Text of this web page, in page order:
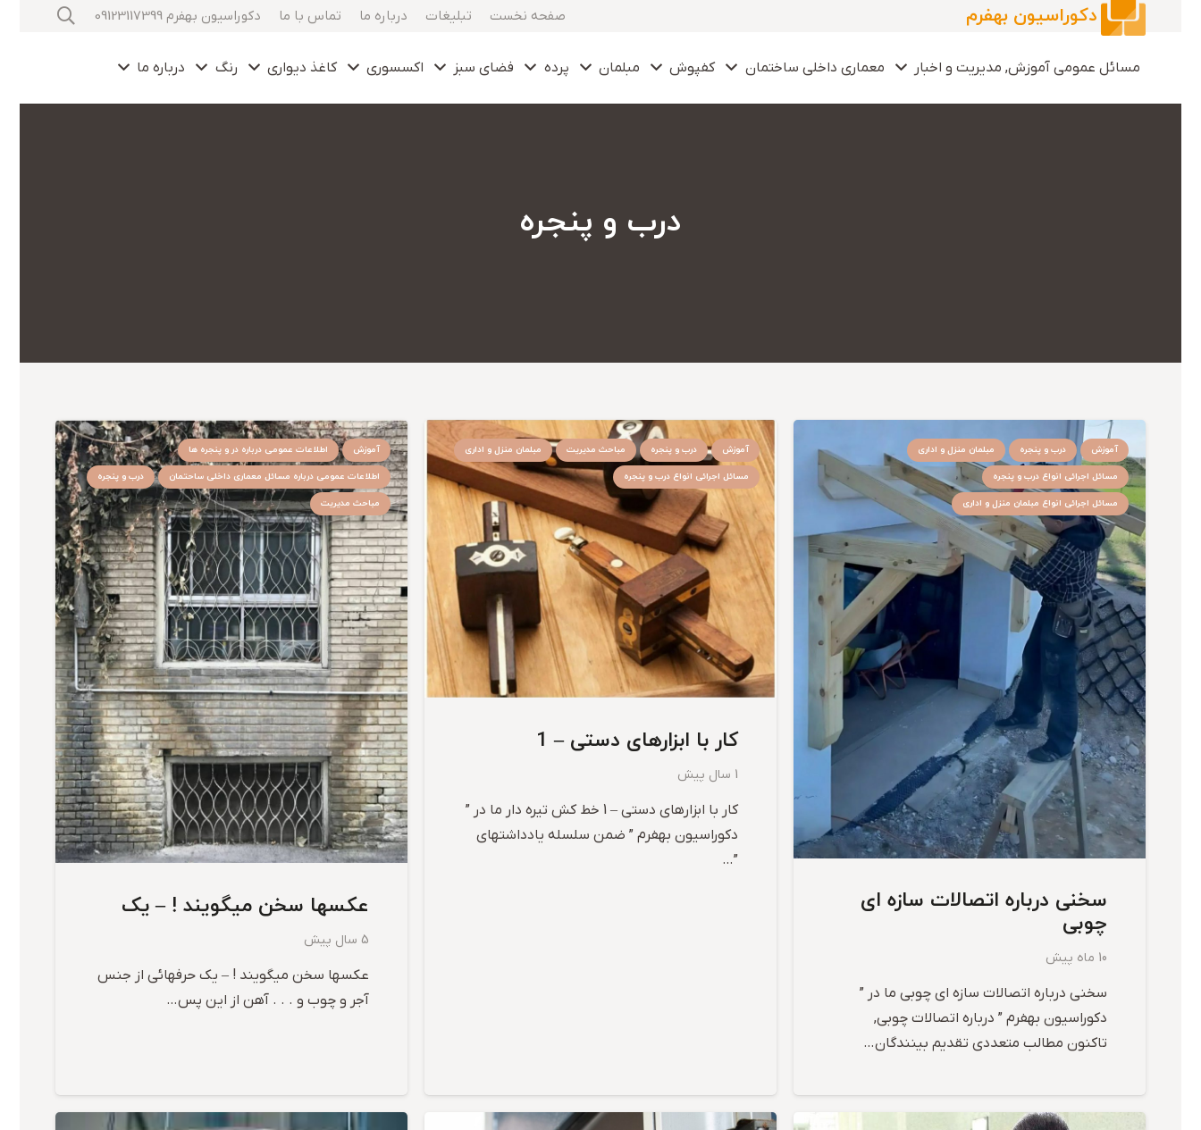
دکوراسیون بهفرم صفحه نخست تبلیغات درباره ما تماس با ما دکوراسیون بهفرم 09123117399
مسائل عمومی آموزش, مدیریت و اخبار معماری داخلی ساختمان کفپوش مبلمان پرده فضای سبز اکسسوری کاغذ دیواری رنگ درباره ما
درب و پنجره
آموزش درب و پنجره
مبلمان منزل و اداری
مسائل اجرائی انواع درب و پنجره
مسائل اجرائی انواع مبلمان منزل و اداری
سخنی درباره اتصالات سازه ای
چوبی
10 ماه پیش
سخنی درباره اتصالات سازه ای چوبی ما در ”
دکوراسیون بهفرم ” درباره اتصالات چوبی,
تاکنون مطالب متعددی تقدیم بینندگان…
آموزش درب و پنجره مباحث مدیریت
مبلمان منزل و اداری
مسائل اجرائی انواع درب و پنجره
کار با ابزارهای دستی – 1
1 سال پیش
کار با ابزارهای دستی – 1 خط کش تیره دار ما در ”
دکوراسیون بهفرم ” ضمن سلسله یادداشتهای
”…
آموزش
اطلاعات عمومی درباره در و پنجره ها
اطلاعات عمومی درباره مسائل معماری داخلی ساحتمان
درب و پنجره
مباحث مدیریت
عکسها سخن میگویند ! – یک
5 سال پیش
عکسها سخن میگویند ! – یک حرفهائی از جنس
آجر و چوب و . . . آهن از این پس…